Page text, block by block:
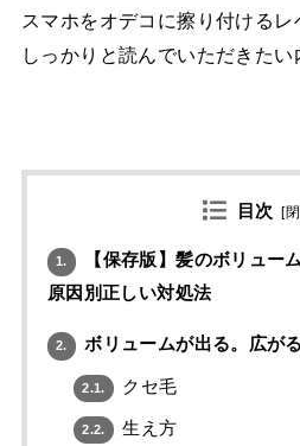
スマホをオデコに擦り付けるレ
しっかりと読んでいただきた
目次 [
1.
【保存版】髪のボリュー
原因別正しい対処法
2. ボリュームが出る。広が
2.1. クセ毛
2.2. 生え方